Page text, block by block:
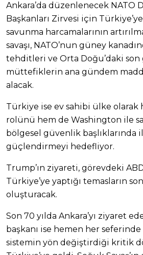
Ankara’da düzenlenecek NATO
Başkanları Zirvesi için
savunma harcamalarının
savaşı, NATO’nun güney
tehditleri ve Orta Doğu’daki
müttefiklerin ana gündem
alacak.
Türkiye ise ev sahibi ülke olarak
rolünü hem de Washington ile
bölgesel güvenlik başlıklarında
güçlendirmeyi hedefliyor.
Trump’ın ziyareti, görevdeki
Türkiye’ye yaptığı temasların son
oluşturacak.
Son 70 yılda Ankara’yı ziyaret
başkanı ise hemen her seferinde
sistemin yön değiştirdiği kritik